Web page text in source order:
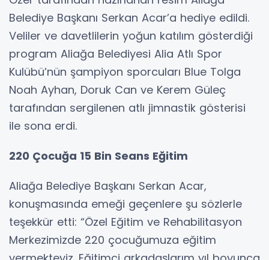
Belediye Başkanı Serkan Acar’a hediye edildi.
Veliler ve davetlilerin yoğun katılım gösterdiği
program Aliağa Belediyesi Alia Atlı Spor
Kulübü’nün şampiyon sporcuları Blue Tolga
Noah Ayhan, Doruk Can ve Kerem Güleç
tarafından sergilenen atlı jimnastik gösterisi
ile sona erdi.
220 Çocuğa 15 Bin Seans Eğitim
Aliağa Belediye Başkanı Serkan Acar,
konuşmasında emeği geçenlere şu sözlerle
teşekkür etti: “Özel Eğitim ve Rehabilitasyon
Merkezimizde 220 çocuğumuza eğitim